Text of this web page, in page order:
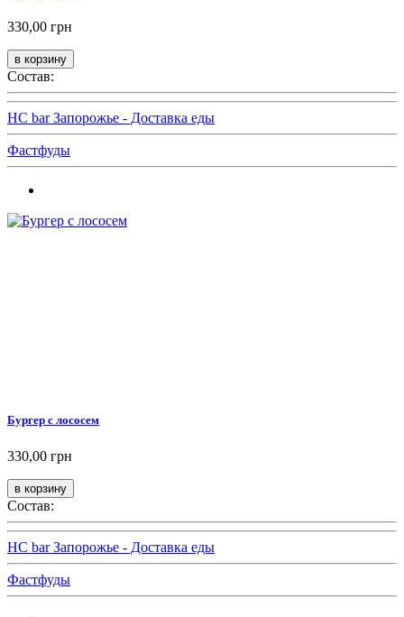
330,00 грн
Состав:
HC bar Запорожье - Доставка еды
Фастфуды
Бургер с лососем
330,00 грн
Состав:
HC bar Запорожье - Доставка еды
Фастфуды